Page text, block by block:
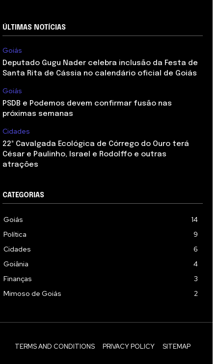
ÚLTIMAS NOTÍCIAS
Goiás
Deputado Gugu Nader celebra inclusão da Festa de
Santa Rita de Cássia no calendário oficial de Goiás
Goiás
PSDB e Podemos devem confirmar fusão nas
próximas semanas
Cidades
22ª Cavalgada Ecológica de Córrego do Ouro terá
César e Paulinho, Israel e Rodolffo e outras
atrações
CATEGORIAS
Goiás
14
Política
9
Cidades
6
Goiânia
4
Finanças
3
Mimoso de Goiás
2
TERMS AND CONDITIONS PRIVACY POLICY SITEMAP